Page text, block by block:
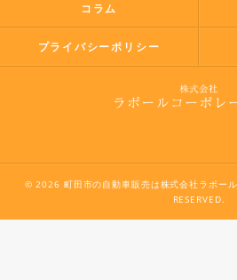
コラム
プライバシーポリシー
© 2026 町田市の自動車販売は株式会社ラポー
RESERVED.